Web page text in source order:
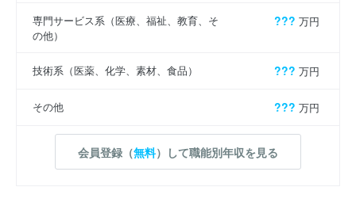
専門サービス系（医療、福祉、教育、そ
の他）
??? 万円
技術系（医薬、化学、素材、食品） ??? 万円
その他 ??? 万円
会員登録（無料）して職能別年収を見る